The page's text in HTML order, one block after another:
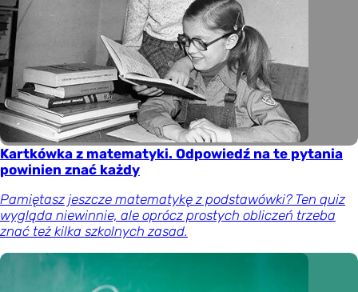
Kartkówka z matematyki. Odpowiedź na te pytania
powinien znać każdy
Pamiętasz jeszcze matematykę z podstawówki? Ten quiz
wygląda niewinnie, ale oprócz prostych obliczeń trzeba
znać też kilka szkolnych zasad.